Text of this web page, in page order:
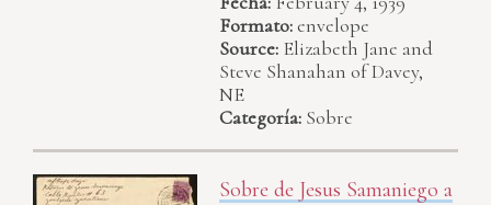
Formato:envelope
Source: Elizabeth Jane and
Steve Shanahan of Davey,
NE
Categoría: Sobre
Sobre de Jesus Samaniego a